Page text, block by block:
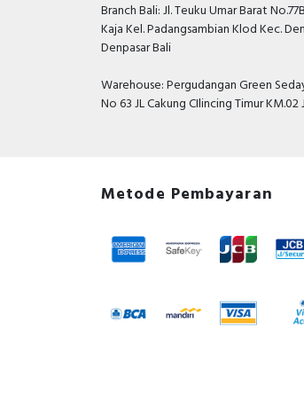
Branch Bali: Jl. Teuku Umar Barat
Kaja Kel. Padangsambian Klod Kec.
Denpasar Bali
Warehouse: Pergudangan Green
No 63 JL Cakung CIlincing Timur KM.02
Metode Pembayaran